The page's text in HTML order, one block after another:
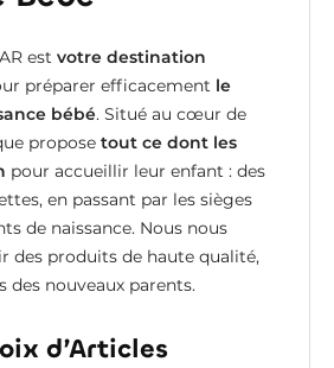
est votre destination
préparer efficacement le
bébé. Situé au cœur de
propose tout ce dont les
pour accueillir leur enfant : des
en passant par les sièges
de naissance. Nous nous
des produits de haute qualité,
des nouveaux parents.
d’Articles